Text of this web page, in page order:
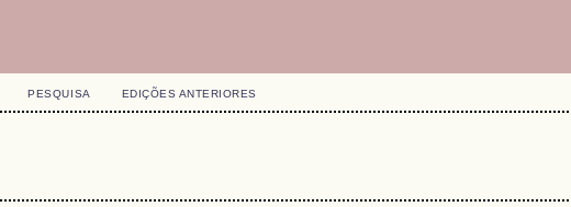
PESQUISA EDIÇÕES ANTERIORES